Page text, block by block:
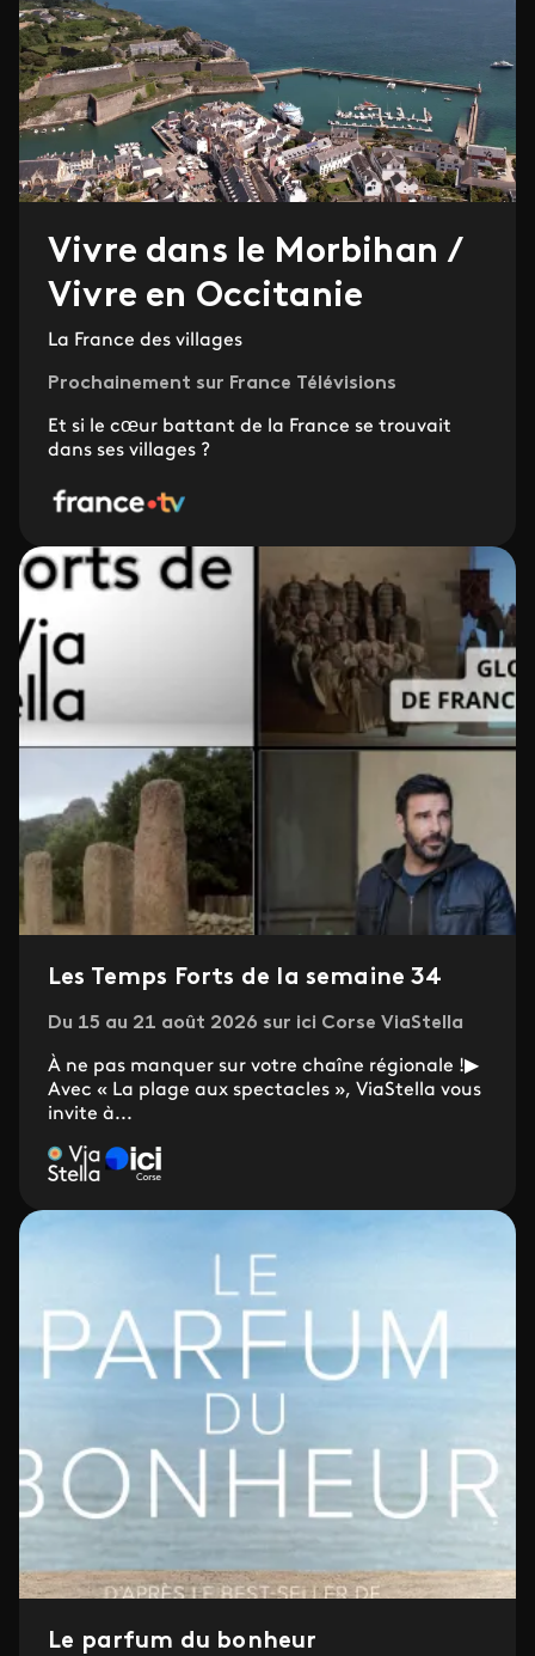
Vivre dans le Morbihan /
Vivre en Occitanie
La France des villages
Prochainement sur France Télévisions
Et si le cœur battant de la France se trouvait
dans ses villages ?
Les Temps Forts de la semaine 34
Du 15 au 21 août 2026 sur ici Corse ViaStella
À ne pas manquer sur votre chaîne régionale !▶
Avec « La plage aux spectacles », ViaStella vous
invite à...
Le parfum du bonheur